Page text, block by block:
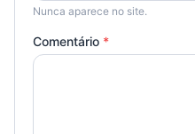
Nunca aparece no site.
Comentário *